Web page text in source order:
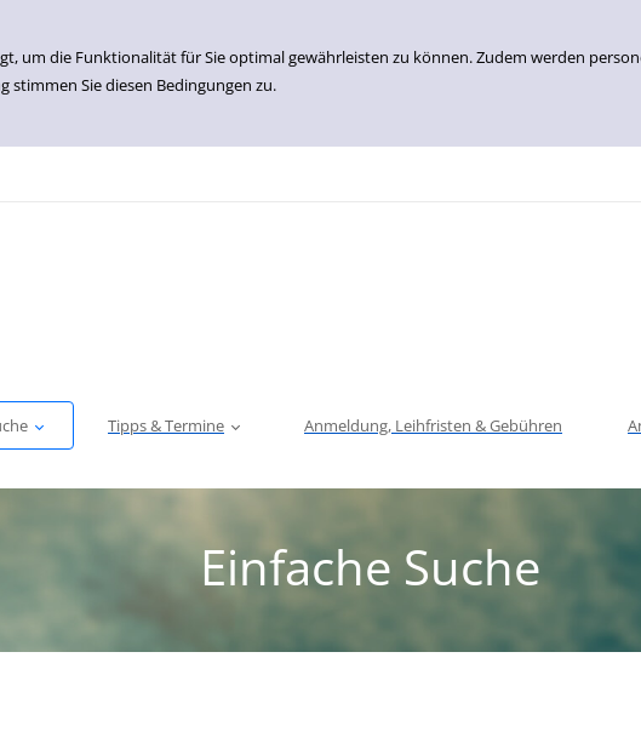
um die Funktionalität für Sie optimal gewährleisten zu können. Zudem werden
stimmen Sie diesen Bedingungen zu.
Tipps & Termine Anmeldung, Leihfristen & Gebühren
Einfache Suche